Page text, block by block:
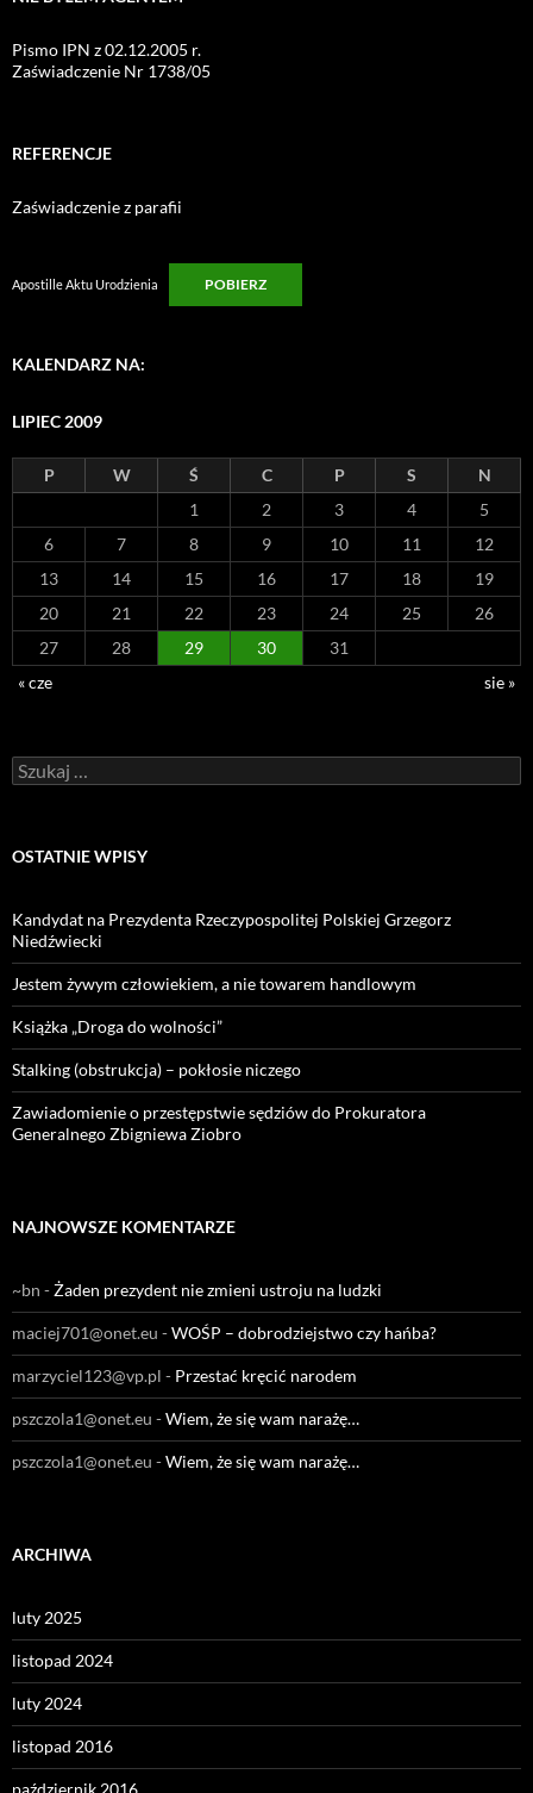
Pismo IPN z 02.12.2005 r.
Zaświadczenie Nr 1738/05
REFERENCJE
Zaświadczenie z parafii
Apostille Aktu Urodzienia POBIERZ
KALENDARZ NA:
LIPIEC 2009
P W Ś C P S
N
1
2 3 4
5
6
7 8 9 10 11
12
13
14 15 16 17 18
19
20
21 22 23 24 25
26
27
28 29 30
31
« cze
sie »
Szukaj:
OSTATNIE WPISY
Kandydat na Prezydenta Rzeczypospolitej Polskiej Grzegorz
Niedźwiecki
Jestem żywym człowiekiem, a nie towarem handlowym
Książka „Droga do wolności”
Stalking (obstrukcja) – pokłosie niczego
Zawiadomienie o przestępstwie sędziów do Prokuratora
Generalnego Zbigniewa Ziobro
NAJNOWSZE KOMENTARZE
~bn -Żaden prezydent nie zmieni ustroju na ludzki
maciej701@onet.eu -WOŚP – dobrodziejstwo czy hańba?
marzyciel123@vp.pl - Przestać kręcić narodem
pszczola1@onet.eu -Wiem, że się wam narażę…
pszczola1@onet.eu -Wiem, że się wam narażę…
ARCHIWA
luty 2025
listopad 2024
luty 2024
listopad 2016